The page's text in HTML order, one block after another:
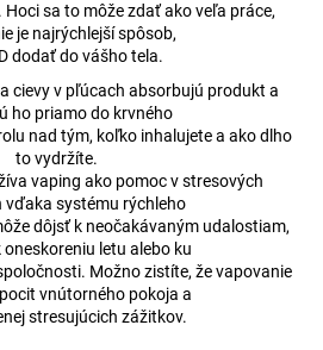
sa to môže zdať ako veľa práce,
je najrýchlejší spôsob,
dodať do vášho tela.
cievy v pľúcach absorbujú produkt a
ho priamo do krvného
nad tým, koľko inhalujete a ako dlho
to vydržíte.
vaping ako pomoc v stresových
vďaka systému rýchleho
dôjsť k neočakávaným udalostiam,
oneskoreniu letu alebo ku
Možno zistíte, že vapovanie
vnútorného pokoja a
stresujúcich zážitkov.